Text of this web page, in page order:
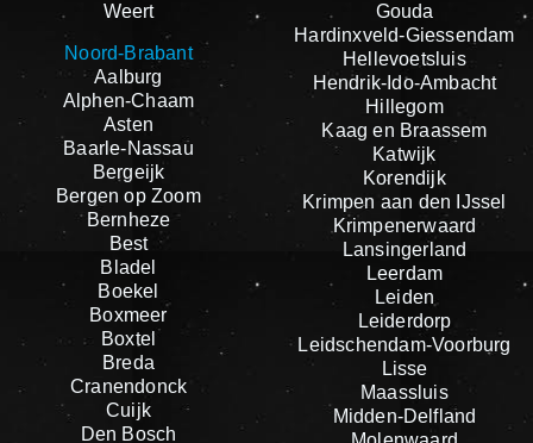
Weert
Noord-Brabant
Aalburg
Alphen-Chaam
Asten
Baarle-Nassau
Bergeijk
Bergen op Zoom
Bernheze
Best
Bladel
Boekel
Boxmeer
Boxtel
Breda
Cranendonck
Cuijk
Den Bosch
Gouda
Hardinxveld-Giessendam
Hellevoetsluis
Hendrik-Ido-Ambacht
Hillegom
Kaag en Braassem
Katwijk
Korendijk
Krimpen aan den IJssel
Krimpenerwaard
Lansingerland
Leerdam
Leiden
Leiderdorp
Leidschendam-Voorburg
Lisse
Maassluis
Midden-Delfland